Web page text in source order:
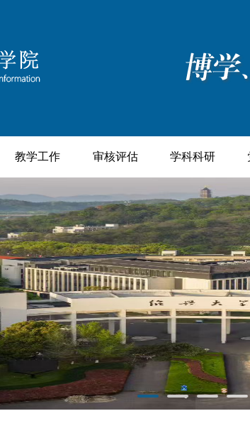
教学工作 审核评估 学科科研